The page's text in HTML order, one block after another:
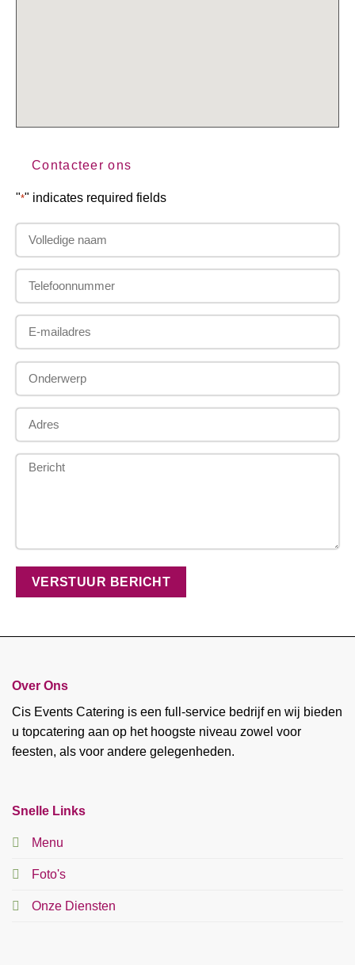
Contacteer ons
"*" indicates required fields
VERSTUUR BERICHT
Over Ons
Cis Events Catering is een full-service bedrijf en wij bieden
u topcatering aan op het hoogste niveau zowel voor
feesten, als voor andere gelegenheden.
Snelle Links
Menu
Foto's
Onze Diensten